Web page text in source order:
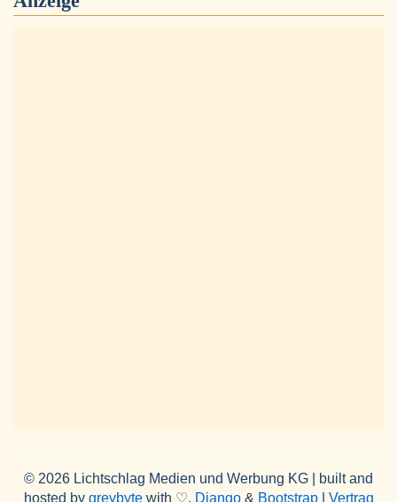
© 2026 Lichtschlag Medien und Werbung KG | built and
hosted by greybytewith ♡, Django& Bootstrap| Vertrag